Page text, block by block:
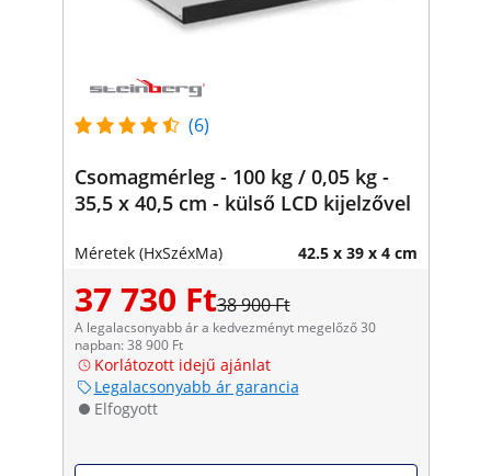
(6)
Csomagmérleg - 100 kg / 0,05 kg -
35,5 x 40,5 cm - külső LCD kijelzővel
Méretek (HxSzéxMa) 42.5 x 39 x 4 cm
37 730 Ft38 900 Ft
A legalacsonyabb ár a kedvezményt megelőző 30
napban: 38 900 Ft
Korlátozott idejű ajánlat
Legalacsonyabb ár garancia
Elfogyott